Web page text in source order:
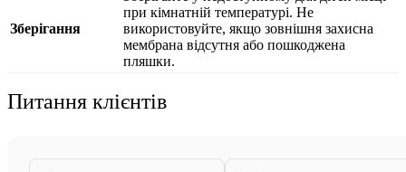
Зберігання
при кімнатній температурі. Не
використовуйте, якщо зовнішня захисна
мембрана відсутня або пошкоджена
пляшки.
Питання клієнтів